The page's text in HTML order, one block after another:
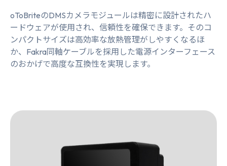
oToBriteのDMSカメラモジュールは精密に設計されたハ
ードウェアが使用され、信頼性を確保できます。そのコ
ンパクトサイズは高効率な放熱管理がしやすくなるほ
か、Fakra同軸ケーブルを採用した電源インターフェース
のおかげで高度な互換性を実現します。